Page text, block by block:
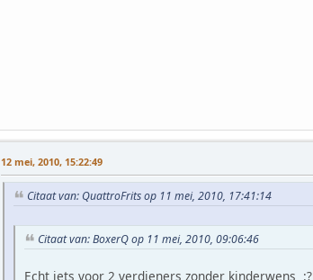
12 mei, 2010, 15:22:49
Citaat van: QuattroFrits op 11 mei, 2010, 17:41:14
Citaat van: BoxerQ op 11 mei, 2010, 09:06:46
Echt iets voor 2 verdieners zonder kinderwens :?